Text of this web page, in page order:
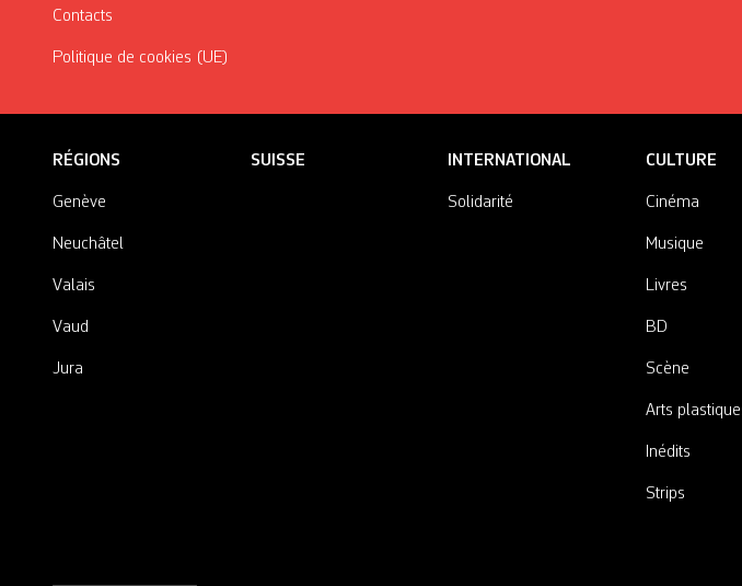
Contacts
Politique de cookies (UE)
RÉGIONS
Genève
Neuchâtel
Valais
Vaud
Jura
SUISSE INTERNATIONAL
Solidarité
CULTURE
Cinéma
Musique
Livres
BD
Scène
Arts
Inédits
Strips